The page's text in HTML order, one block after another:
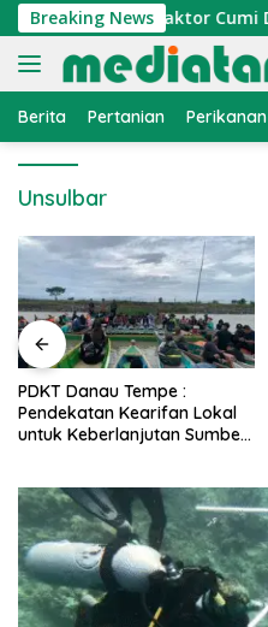
Langsung
ke
konten
Breaking News
Atraktor Cumi
Berita Pertanian Perikanan
Unsulbar
PDKT Danau Tempe :
Pendekatan Kearifan Lokal
untuk Keberlanjutan Sumber